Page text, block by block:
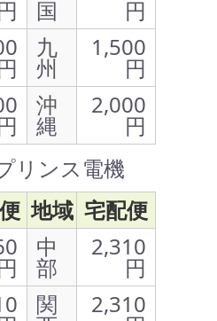
国
円
九
州
1,500
円
沖
縄
2,000
円
リンス電機
地域 宅配便
中
部
2,310
円
関 2,310